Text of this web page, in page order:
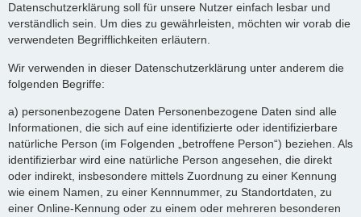
Datenschutzerklärung soll für unsere Nutzer einfach lesbar und
verständlich sein. Um dies zu gewährleisten, möchten wir vorab die
verwendeten Begrifflichkeiten erläutern.
Wir verwenden in dieser Datenschutzerklärung unter anderem die
folgenden Begriffe:
a) personenbezogene Daten Personenbezogene Daten sind alle
Informationen, die sich auf eine identifizierte oder identifizierbare
natürliche Person (im Folgenden „betroffene Person“) beziehen. Als
identifizierbar wird eine natürliche Person angesehen, die direkt
oder indirekt, insbesondere mittels Zuordnung zu einer Kennung
wie einem Namen, zu einer Kennnummer, zu Standortdaten, zu
einer Online-Kennung oder zu einem oder mehreren besonderen